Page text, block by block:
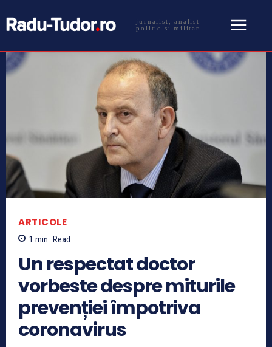
jurnalist, analist
politic si militar
ARTICOLE
1 min. Read
Un respectat doctor
vorbeste despre miturile
prevenției împotriva
coronavirus